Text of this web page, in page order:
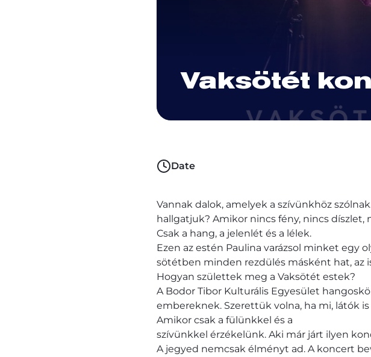
Vaksötét
Date
Vannak dalok, amelyek a szívünkhöz
hallgatjuk? Amikor nincs fény, nincs
Csak a hang, a jelenlét és a lélek.
Ezen az estén Paulina varázsol minket egy
sötétben minden rezdülés másként hat, az
Hogyan születtek meg a Vaksötét estek?
A Bodor Tibor Kulturális Egyesület
embereknek. Szerettük volna, ha mi, látók
Amikor csak a fülünkkel és a
szívünkkel érzékelünk. Aki már járt ilyen
A jegyed nemcsak élményt ad. A koncert